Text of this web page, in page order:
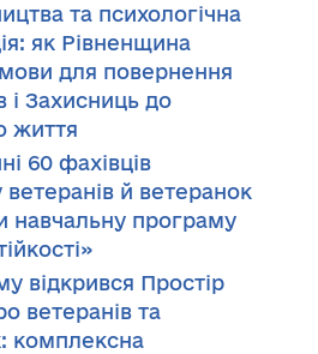
та психологічна
як Рівненщина
для повернення
і Захисниць до
життя
60 фахівців
й ветеранок
навчальну програму
відкрився Простір
ветеранів та
комплексна